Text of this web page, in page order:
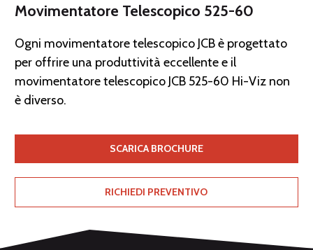
Movimentatore Telescopico 525-60
Ogni movimentatore telescopico JCB è progettato
per offrire una produttività eccellente e il
movimentatore telescopico JCB 525-60 Hi-Viz non
è diverso.
SCARICA BROCHURE
RICHIEDI PREVENTIVO